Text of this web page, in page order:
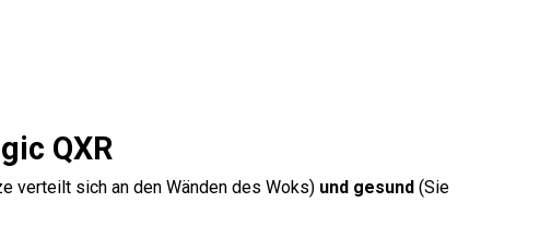
QXR
verteilt sich an den Wänden des Woks) und gesund (Sie